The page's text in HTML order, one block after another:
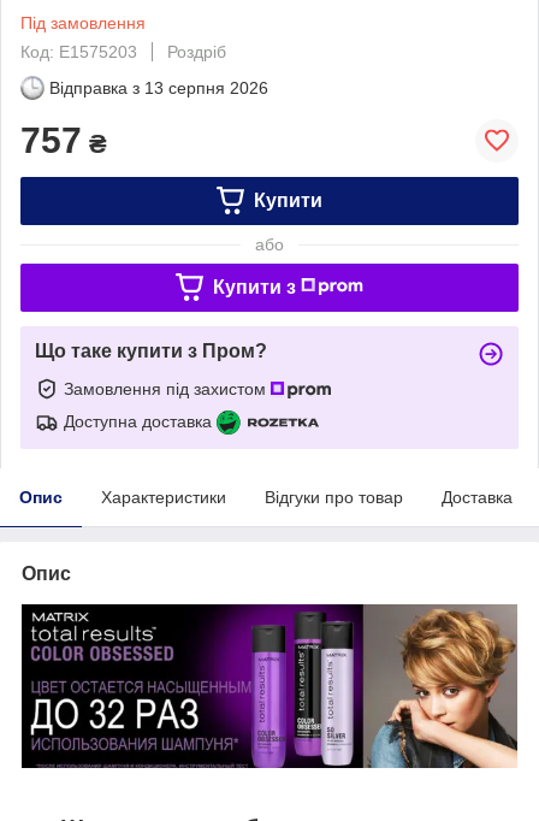
Під замовлення
Код: E1575203
Роздріб
Відправка з 13 серпня 2026
757 ₴
Купити
або
Купити з
Що таке купити з Пром?
Замовлення під захистом
Доступна доставка
Опис Характеристики Відгуки про товар Доставка
Опис